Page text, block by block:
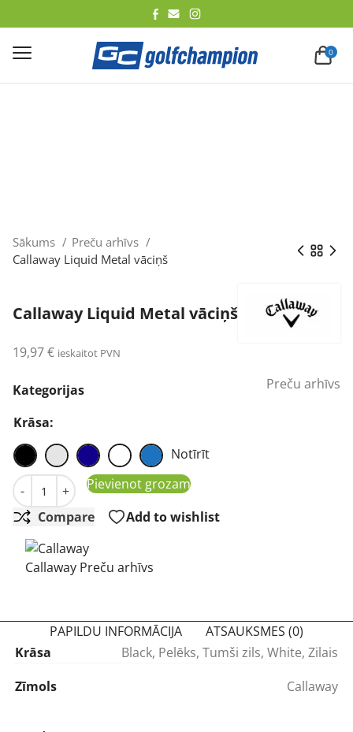
0
Sākums
Preču arhīvs
Callaway Liquid Metal vāciņš
Callaway Liquid Metal vāciņš
19,97€ ieskaitot PVN
Kategorijas Preču arhīvs
Krāsa:
Notīrīt
-
Callaway Liquid Metal vāciņš daudzums
+
Pievienot grozam
Compare
Add to wishlist
Callaway Preču arhīvs
PAPILDU INFORMĀCIJA
ATSAUKSMES (0)
Krāsa
Black, Pelēks, Tumši zils, White, Zilais
Zīmols
Callaway